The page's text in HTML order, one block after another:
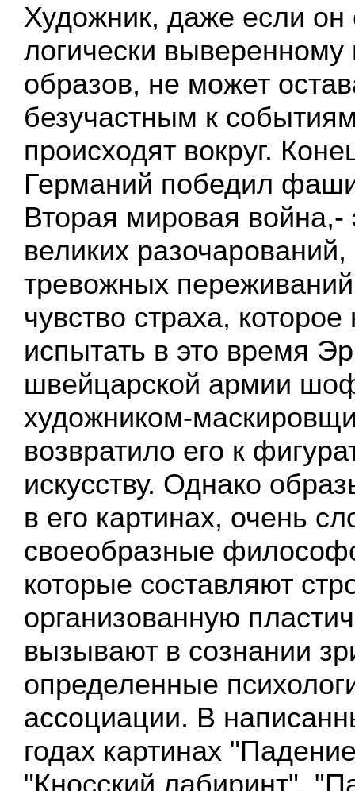
Художник, даже если он
логически
образов, не может
безучастным к
происходят вокруг.
Германий победил
Вторая мировая война,-
великих
тревожных
чувство страха,
испытать в это время
швейцарской армии
художником-
возвратило его к
искусству. Однако
в его картинах, очень
своеобразные
которые составляют
организованную
вызывают в сознании
определенные
ассоциации. В
годах картинах
"Кносский лабиринт",